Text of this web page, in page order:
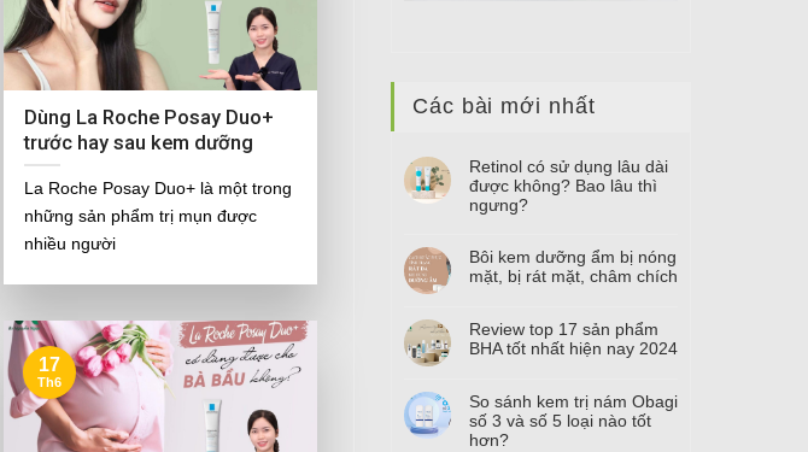
Dùng La Roche Posay Duo+
trước hay sau kem dưỡng
La Roche Posay Duo+ là một trong
những sản phẩm trị mụn được
nhiều người
17
Th6
Các bài mới nhất
Retinol có sử dụng lâu dài
được không? Bao lâu thì
ngưng?
Bôi kem dưỡng ẩm bị nóng
mặt, bị rát mặt, châm chích
Review top 17 sản phẩm
BHA tốt nhất hiện nay 2024
So sánh kem trị nám Obagi
số 3 và số 5 loại nào tốt
hơn?